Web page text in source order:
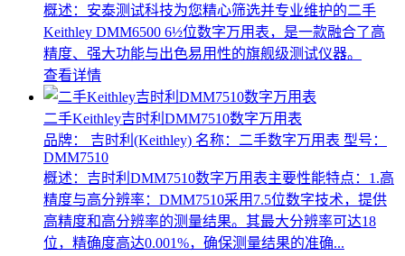
概述：安泰测试科技​为您精心筛选并专业维护的二手
Keithley DMM6500 6½位数字万用表，是一款融合了高
精度、强大功能与出色易用性的旗舰级测试仪器。
查看详情
二手Keithley吉时利DMM7510数字万用表
品牌： 吉时利(Keithley) 名称：二手数字万用表 型号：
DMM7510
概述：吉时利DMM7510数字万用表主要性能特点：1.高
精度与高分辨率：DMM7510采用7.5位数字技术，提供
高精度和高分辨率的测量结果。其最大分辨率可达18
位，精确度高达0.001%，确保测量结果的准确...